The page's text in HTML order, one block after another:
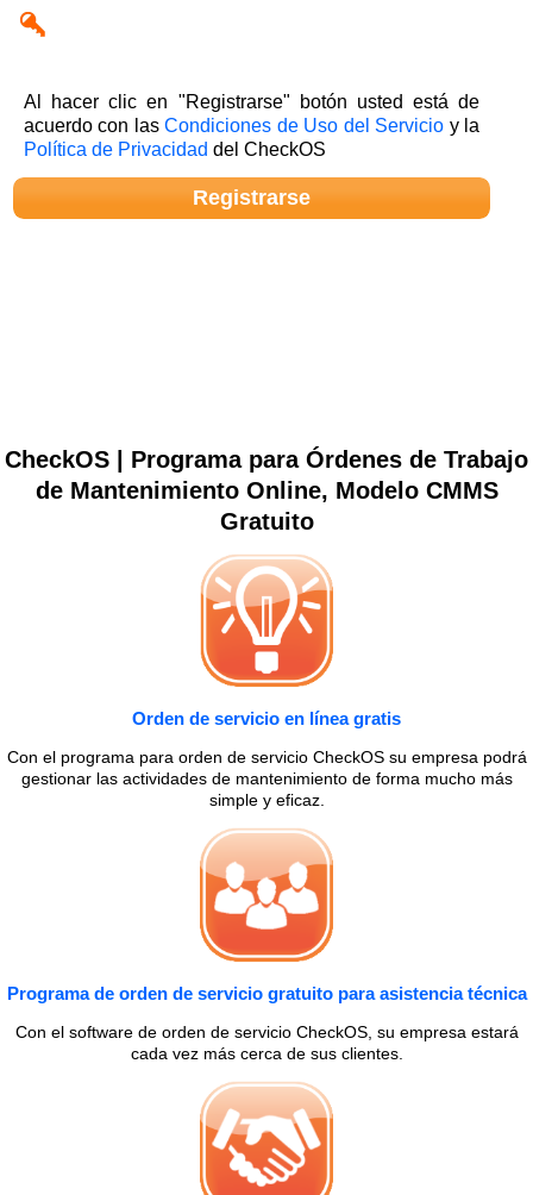
Al hacer clic en "Registrarse" botón usted está de
acuerdo con lasCondiciones de Uso del Servicio y la
Política de Privacidad del CheckOS
CheckOS | Programa para Órdenes de Trabajo
de Mantenimiento Online, Modelo CMMS
Gratuito
Orden de servicio en línea gratis
Con el programa para orden de servicio CheckOS su empresa podrá
gestionar las actividades de mantenimiento de forma mucho más
simple y eficaz.
Programa de orden de servicio gratuito para asistencia técnica
Con el software de orden de servicio CheckOS, su empresa estará
cada vez más cerca de sus clientes.